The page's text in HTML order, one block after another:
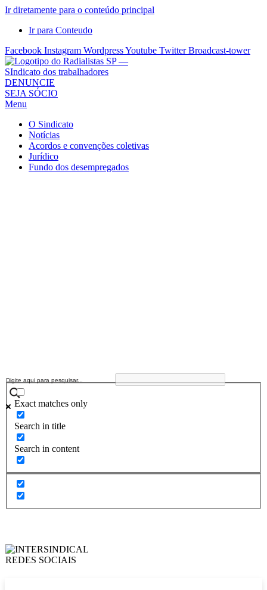
Ir diretamente para o conteúdo principal
Ir para Conteudo
Facebook Instagram WordpressYoutube Twitter Broadcast-tower
Sindicato
dos
Radialistas
São
Paulo
Sindicato
DENUNCIE
SEJA SÓCIO
Menu
O Sindicato
Notícias
Acordos e convenções coletivas
Jurídico
Fundo dos desempregados
Exact matches only
Search in title
Search in content